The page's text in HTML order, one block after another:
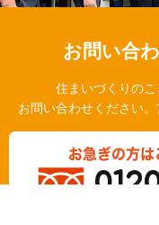
お問い合
住まいづくりの
お問い合わせください。
お急ぎの方は